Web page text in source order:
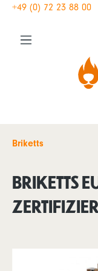
+49 (0) 72 23 88 00
Briketts
BRIKETTS